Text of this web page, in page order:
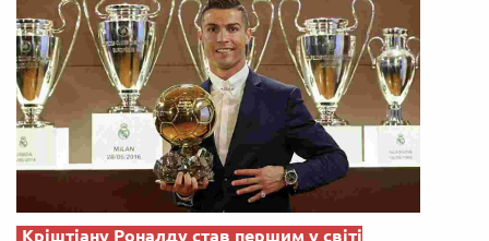
Кріштіану Роналду став першим у світі